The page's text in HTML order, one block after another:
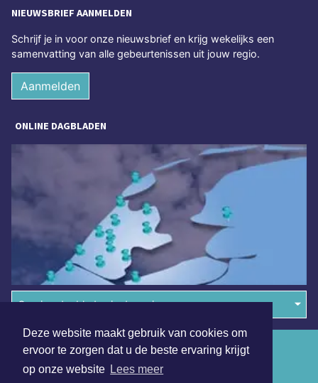
Deze website maakt gebruik van cookies om
ervoor te zorgen dat u de beste ervaring krijgt
op onze website Lees meer
NIEUWSBRIEF AANMELDEN
Schrijf je in voor onze nieuwsbrief en krijg wekelijks een
samenvatting van alle gebeurtenissen uit jouw regio.
Aanmelden
ONLINE DAGBLADEN
Overige dagbladen in de regio
Algemene voorwaarden
Disclaimer